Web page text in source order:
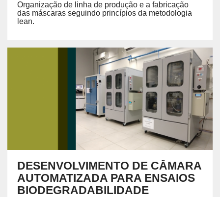
Organização de linha de produção e a fabricação
das máscaras seguindo princípios da metodologia
lean.
DESENVOLVIMENTO DE CÂMARA
AUTOMATIZADA PARA ENSAIOS
BIODEGRADABILIDADE